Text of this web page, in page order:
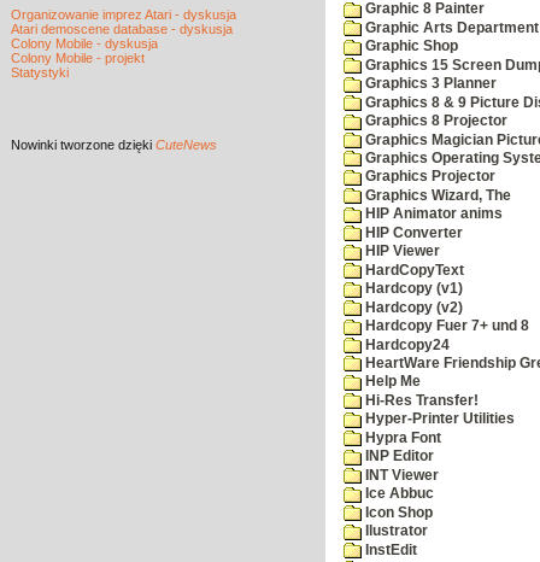
Organizowanie imprez Atari - dyskusja
Atari demoscene database - dyskusja
Colony Mobile - dyskusja
Colony Mobile - projekt
Statystyki
Nowinki tworzone dzięki CuteNews
Graphic 8 Painter
Graphic Arts Department
Graphic Shop
Graphics 15 Screen
Graphics 3 Planner
Graphics 8 & 9 Picture
Graphics 8 Projector
Graphics Magician
Graphics Operating
Graphics Projector
Graphics Wizard, The
HIP Animator anims
HIP Converter
HIP Viewer
HardCopyText
Hardcopy (v1)
Hardcopy (v2)
Hardcopy Fuer 7+ und 8
Hardcopy24
HeartWare Friendship
Help Me
Hi-Res Transfer!
Hyper-Printer Utilities
Hypra Font
INP Editor
INT Viewer
Ice Abbuc
Icon Shop
Ilustrator
InstEdit